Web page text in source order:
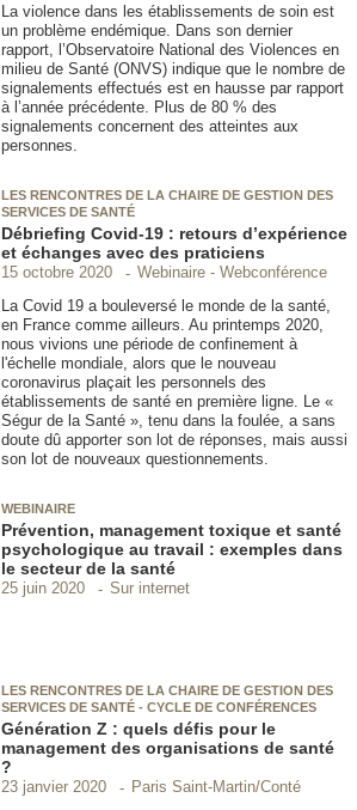
La violence dans les établissements de soin est
un problème endémique. Dans son dernier
rapport, l’Observatoire National des Violences en
milieu de Santé (ONVS) indique que le nombre de
signalements effectués est en hausse par rapport
à l’année précédente. Plus de 80 % des
signalements concernent des atteintes aux
personnes.
LES RENCONTRES DE LA CHAIRE DE GESTION DES
SERVICES DE SANTÉ
Débriefing Covid-19 : retours d’expérience
et échanges avec des praticiens
15 octobre 2020
Webinaire - Webconférence
La Covid 19 a bouleversé le monde de la santé,
en France comme ailleurs. Au printemps 2020,
nous vivions une période de confinement à
l'échelle mondiale, alors que le nouveau
coronavirus plaçait les personnels des
établissements de santé en première ligne. Le «
Ségur de la Santé », tenu dans la foulée, a sans
doute dû apporter son lot de réponses, mais aussi
son lot de nouveaux questionnements.
WEBINAIRE
Prévention, management toxique et santé
psychologique au travail : exemples dans
le secteur de la santé
25 juin 2020 Sur internet
LES RENCONTRES DE LA CHAIRE DE GESTION DES
SERVICES DE SANTÉ - CYCLE DE CONFÉRENCES
Génération Z : quels défis pour le
management des organisations de santé
?
23 janvier 2020
Paris Saint-Martin/Conté